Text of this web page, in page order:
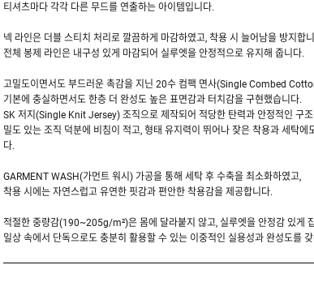
티셔츠마다 각각 다른 무드를 연출하는 아이템입니다.
넥 라인은 더블 스티치 처리로 깔끔하게 마감하였고, 착용 시 늘어남을 방지합
전체 봉제 라인은 내구성 있게 마감되어 실루엣을 안정적으로 유지해 줍니다.
고밀도이면서도 부드러운 촉감을 지닌 20수 컴팩 면사(Single Combed
기본에 충실하면서도 한층 더 완성도 높은 표면감과 터치감을 구현했습니다.
SK 저지(Single Knit Jersey) 조직으로 제작되어 적당한 탄력과 안정적인 구
밀도 있는 조직 덕분에 비침이 적고, 형태 유지력이 뛰어나 잦은 착용과 세탁에
다.
GARMENT WASH(가먼트 워시) 가공을 통해 세탁 후 수축을 최소화하였고,
착용 시에는 자연스럽고 유연한 핏감과 편안한 착용감을 제공합니다.
적절한 중량감(190~205g/m²)은 몸에 달라붙지 않고, 실루엣을 안정감 있게
일상 속에서 단독으로도 충분히 활용할 수 있는 이중적인 실용성과 완성도를